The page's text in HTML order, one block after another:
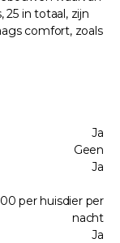
25 in totaal, zijn
comfort, zoals
Ja
Geen
Ja
per huisdier per
nacht
Ja